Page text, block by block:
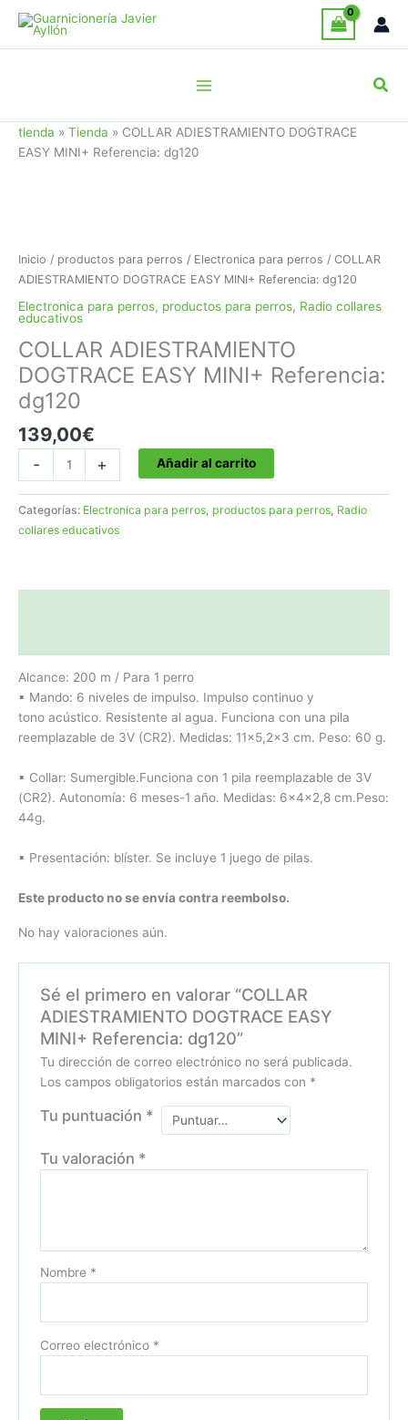
contenido
tienda » Tienda » COLLAR ADIESTRAMIENTO DOGTRACE
EASY MINI+ Referencia: dg120
Inicio / productos para perros / Electronica para perros / COLLAR
ADIESTRAMIENTO DOGTRACE EASY MINI+ Referencia: dg120
Electronica para perros, productos para perros, Radio collares
educativos
COLLAR ADIESTRAMIENTO
DOGTRACE EASY MINI+ Referencia:
dg120
139,00€
-
ADIESTRAMIENTO
DOGTRACE
EASY
MINI+
+ Añadir al carrito
Categorías: Electronica para perros productos para perros Radio
collares educativos
Alcance: 200 m / Para 1 perro
▪ Mando: 6 niveles de impulso. Impulso continuo y
tono acústico. Resistente al agua. Funciona con una pila
reemplazable de 3V (CR2). Medidas: 11×5,2×3 cm. Peso: 60 g.
▪ Collar: Sumergible.Funciona con 1 pila reemplazable de 3V
(CR2). Autonomía: 6 meses-1 año. Medidas: 6x4x2,8 cm.Peso:
44g.
▪ Presentación: blíster. Se incluye 1 juego de pilas.
Este producto no se envía contra reembolso.
No hay valoraciones aún.
Sé el primero en valorar “COLLAR
ADIESTRAMIENTO DOGTRACE EASY
MINI+ Referencia: dg120”
Tu dirección de correo electrónico no será publicada.
Los campos obligatorios están marcados con *
Tu puntuación *
Tu valoración *
Nombre *
Correo electrónico *